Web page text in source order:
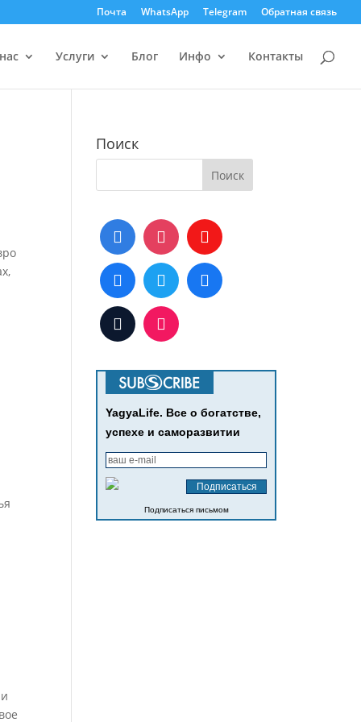
Почта WhatsApp Telegram Обратная связь
Услуги Блог Инфо Контакты
Поиск
YagyaLife. Все о богатстве,
успехе и саморазвитии
Подписаться письмом